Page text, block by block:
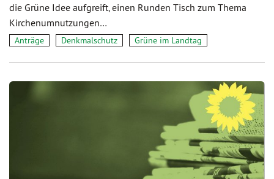
die Grüne Idee aufgreift, einen Runden Tisch zum Thema
Kirchenumnutzungen…
Anträge Denkmalschutz Grüne im Landtag